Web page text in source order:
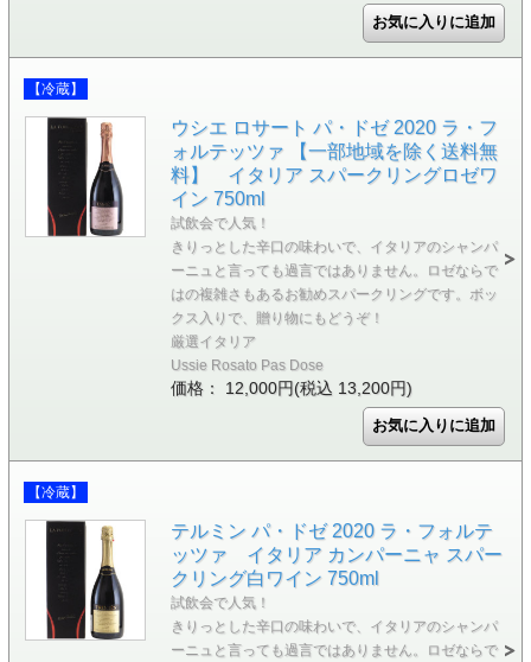
【冷蔵】
ウシエ ロサート パ・ドゼ 2020 ラ・フ
ォルテッツァ 【一部地域を除く送料無
料】 イタリア スパークリングロゼワ
イン 750ml
試飲会で人気！
きりっとした辛口の味わいで、イタリアのシャンパ
ーニュと言っても過言ではありません。ロゼならで
はの複雑さもあるお勧めスパークリングです。ボッ
クス入りで、贈り物にもどうぞ！
厳選イタリア
Ussie Rosato Pas Dose
価格： 12,000円(税込 13,200円)
【冷蔵】
テルミン パ・ドゼ 2020 ラ・フォルテ
ッツァ イタリア カンパーニャ スパー
クリング白ワイン 750ml
試飲会で人気！
きりっとした辛口の味わいで、イタリアのシャンパ
ーニュと言っても過言ではありません。ロゼならで